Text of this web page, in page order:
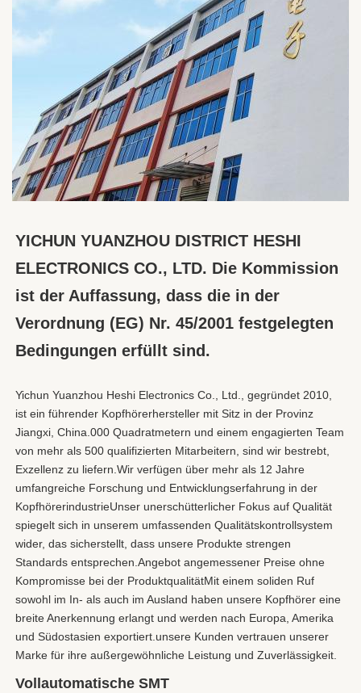
YICHUN YUANZHOU DISTRICT HESHI
ELECTRONICS CO., LTD. Die Kommission
ist der Auffassung, dass die in der
Verordnung (EG) Nr. 45/2001 festgelegten
Bedingungen erfüllt sind.
Yichun Yuanzhou Heshi Electronics Co., Ltd., gegründet 2010,
ist ein führender Kopfhörerhersteller mit Sitz in der Provinz
Jiangxi, China.000 Quadratmetern und einem engagierten Team
von mehr als 500 qualifizierten Mitarbeitern, sind wir bestrebt,
Exzellenz zu liefern.Wir verfügen über mehr als 12 Jahre
umfangreiche Forschung und Entwicklungserfahrung in der
KopfhörerindustrieUnser unerschütterlicher Fokus auf Qualität
spiegelt sich in unserem umfassenden Qualitätskontrollsystem
wider, das sicherstellt, dass unsere Produkte strengen
Standards entsprechen.Angebot angemessener Preise ohne
Kompromisse bei der ProduktqualitätMit einem soliden Ruf
sowohl im In- als auch im Ausland haben unsere Kopfhörer eine
breite Anerkennung erlangt und werden nach Europa, Amerika
und Südostasien exportiert.unsere Kunden vertrauen unserer
Marke für ihre außergewöhnliche Leistung und Zuverlässigkeit.
Vollautomatische SMT